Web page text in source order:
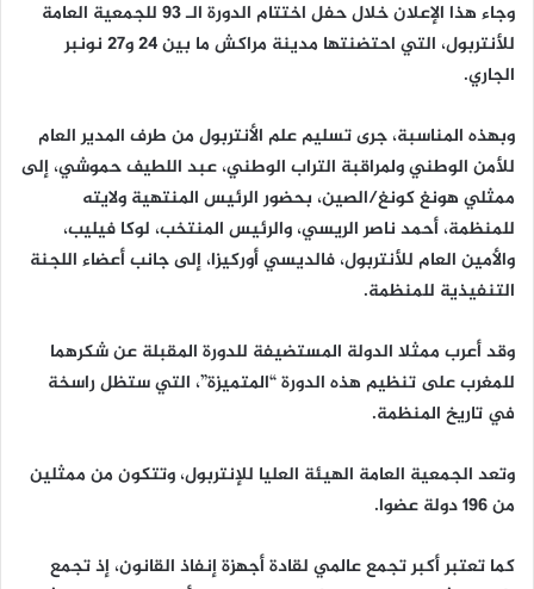
وجاء هذا الإعلان خلال حفل اختتام الدورة الـ 93 للجمعية العامة
للأنتربول، التي احتضنتها مدينة مراكش ما بين 24 و27 نونبر
الجاري.
وبهذه المناسبة، جرى تسليم علم الأنتربول من طرف المدير العام
للأمن الوطني ولمراقبة التراب الوطني، عبد اللطيف حموشي، إلى
ممثلي هونغ كونغ/الصين، بحضور الرئيس المنتهية ولايته
للمنظمة، أحمد ناصر الريسي، والرئيس المنتخب، لوكا فيليب،
والأمين العام للأنتربول، فالديسي أوركيزا، إلى جانب أعضاء اللجنة
التنفيذية للمنظمة.
وقد أعرب ممثلا الدولة المستضيفة للدورة المقبلة عن شكرهما
للمغرب على تنظيم هذه الدورة “المتميزة”، التي ستظل راسخة
في تاريخ المنظمة.
وتعد الجمعية العامة الهيئة العليا للإنتربول، وتتكون من ممثلين
من 196 دولة عضوا.
كما تعتبر أكبر تجمع عالمي لقادة أجهزة إنفاذ القانون، إذ تجمع